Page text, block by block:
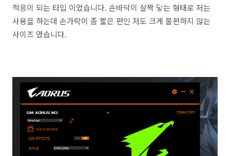
적응이 되는 타입 이었습니다. 손바닥이 살짝 닿는 형태로 저는
사용을 하는데 손가락이 좀 짧은 편인 저도 크게 불편하지 않는
사이즈 였습니다.